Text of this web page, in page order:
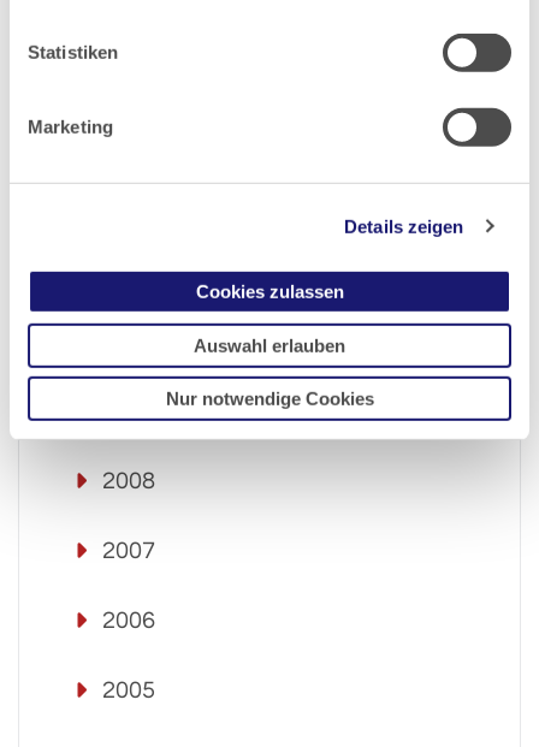
Statistiken
Marketing
Details zeigen
Cookies zulassen
Auswahl erlauben
Nur notwendige Cookies
2014
2013
2011
2009
2008
2007
2006
2005